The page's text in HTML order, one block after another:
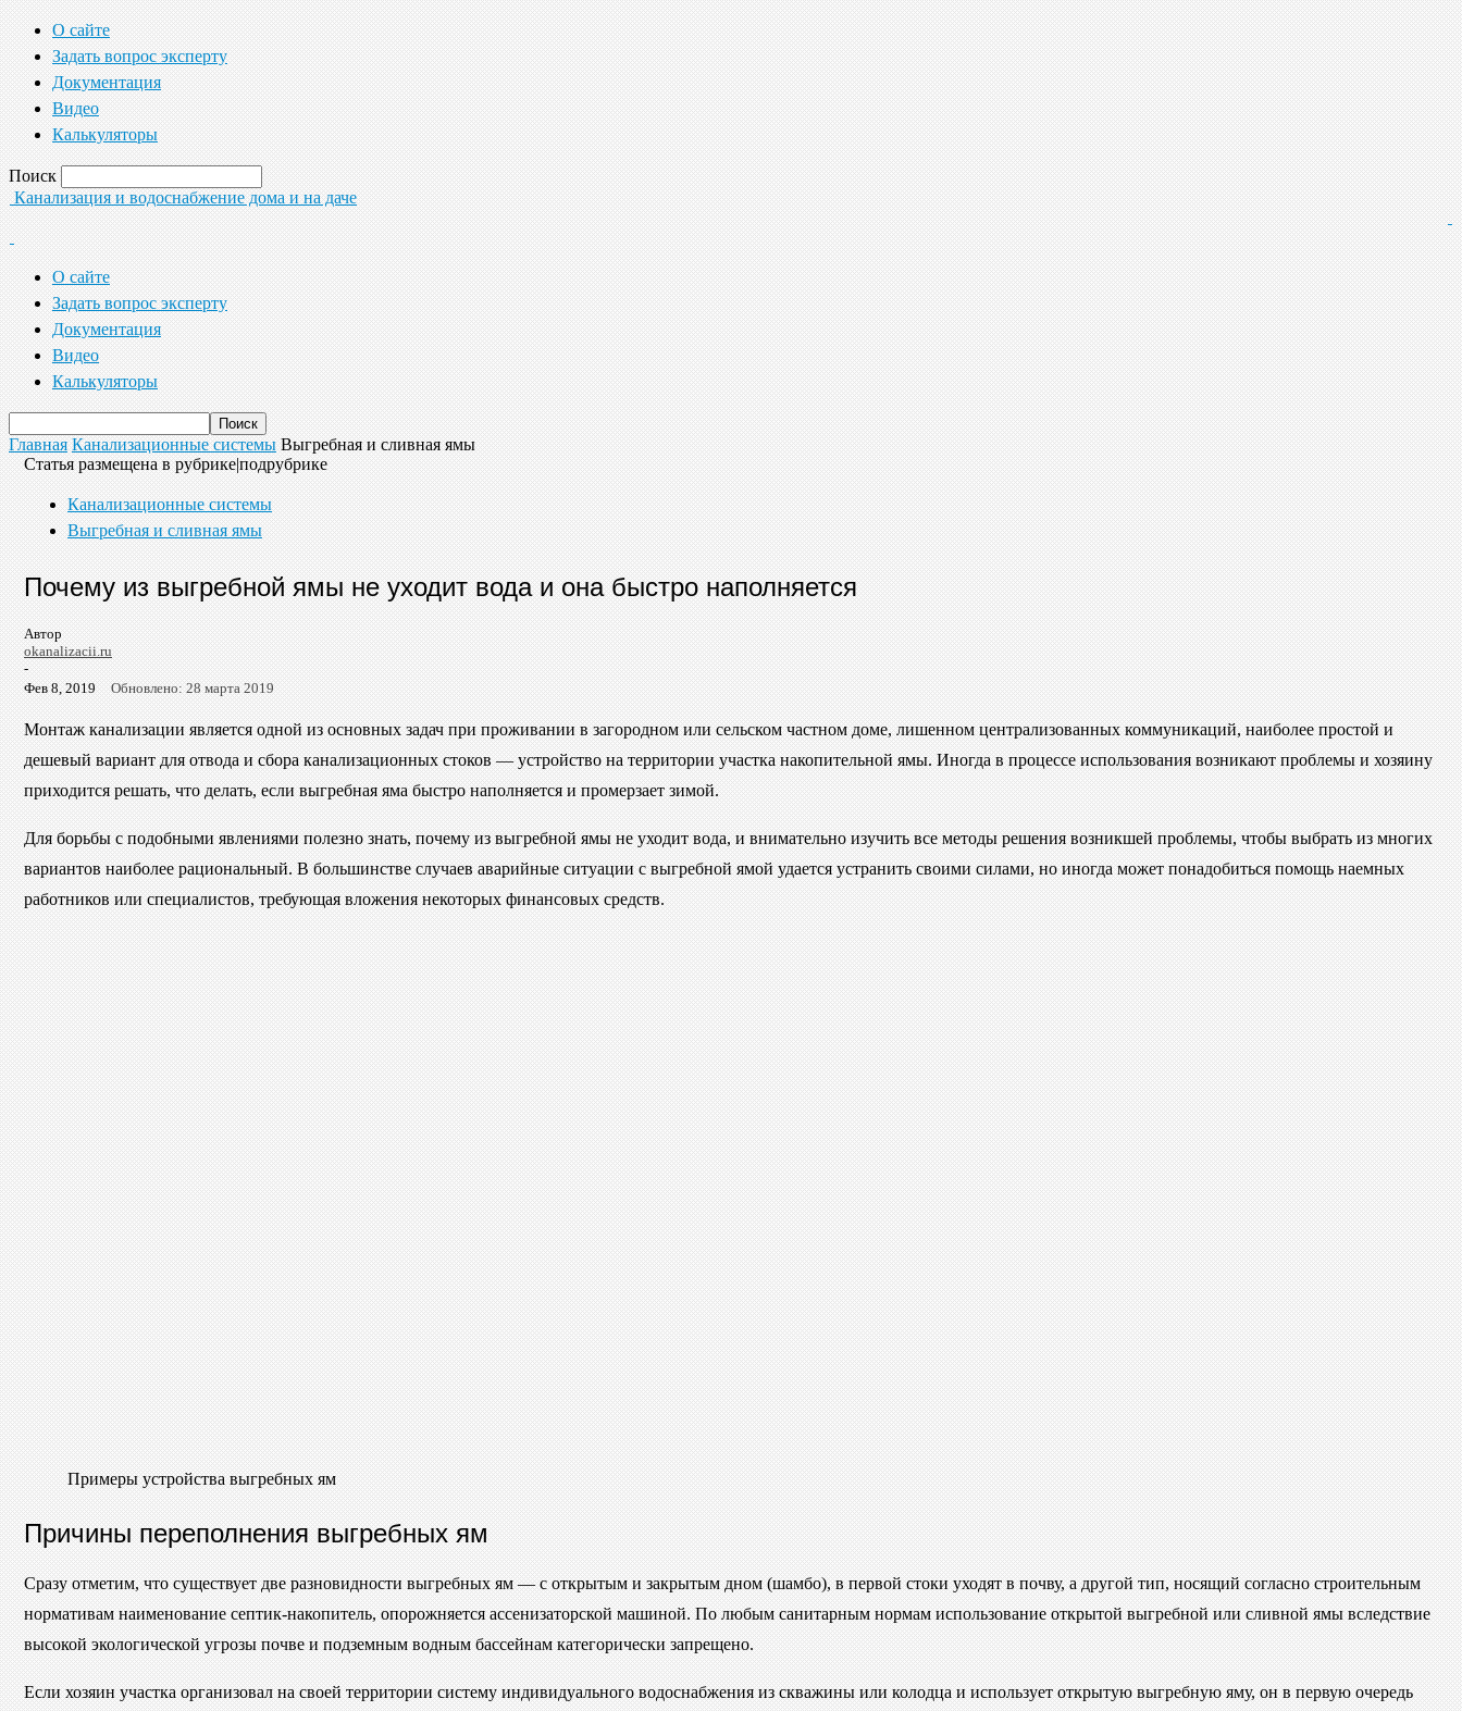
О сайте
Задать вопрос эксперту
Документация
Видео
Калькуляторы
Поиск
Канализация и водоснабжение дома и на даче
О сайте
Задать вопрос эксперту
Документация
Видео
Калькуляторы
Главная Канализационные системы Выгребная и сливная ямы
Статья размещена в рубрике|подрубрике
Канализационные системы
Выгребная и сливная ямы
Почему из выгребной ямы не уходит вода и она быстро наполняется
Автор
okanalizacii.ru
-
Фев 8, 2019
Обновлено: 28 марта 2019
Монтаж канализации является одной из основных задач при проживании в загородном или сельском частном доме, лишенном централизованных коммуникаций, наиболее простой и
дешевый вариант для отвода и сбора канализационных стоков — устройство на территории участка накопительной ямы. Иногда в процессе использования возникают проблемы и хозяину
приходится решать, что делать, если выгребная яма быстро наполняется и промерзает зимой.
Для борьбы с подобными явлениями полезно знать, почему из выгребной ямы не уходит вода, и внимательно изучить все методы решения возникшей проблемы, чтобы выбрать из многих
вариантов наиболее рациональный. В большинстве случаев аварийные ситуации с выгребной ямой удается устранить своими силами, но иногда может понадобиться помощь наемных
работников или специалистов, требующая вложения некоторых финансовых средств.
Примеры устройства выгребных ям
Причины переполнения выгребных ям
Сразу отметим, что существует две разновидности выгребных ям — с открытым и закрытым дном (шамбо), в первой стоки уходят в почву, а другой тип, носящий согласно строительным
нормативам наименование септик-накопитель, опорожняется ассенизаторской машиной. По любым санитарным нормам использование открытой выгребной или сливной ямы вследствие
высокой экологической угрозы почве и подземным водным бассейнам категорически запрещено.
Если хозяин участка организовал на своей территории систему индивидуального водоснабжения из скважины или колодца и использует открытую выгребную яму, он в первую очередь